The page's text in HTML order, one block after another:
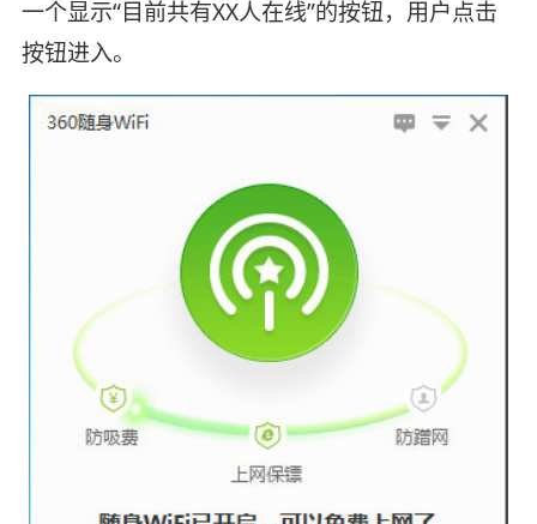
一个显示“目前共有XX人在线”的按钮，用户点击
按钮进入。